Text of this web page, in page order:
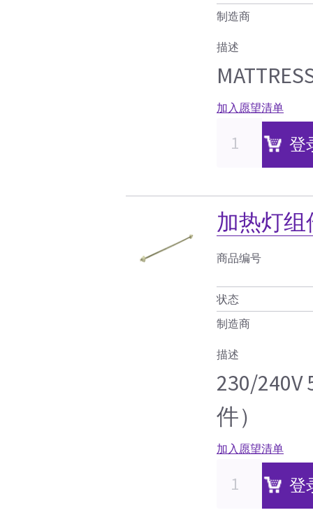
制造商
描述
加入愿望清单
登
加热灯组
商品编号
状态
制造商
描述
230/
件）
加入愿望清单
登